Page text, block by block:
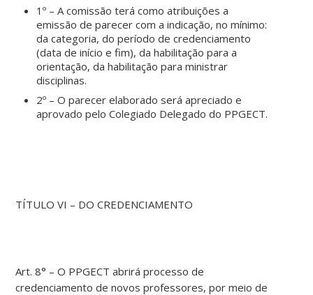
1º – A comissão terá como atribuições a
emissão de parecer com a indicação, no mínimo:
da categoria, do período de credenciamento
(data de início e fim), da habilitação para a
orientação, da habilitação para ministrar
disciplinas.
2º – O parecer elaborado será apreciado e
aprovado pelo Colegiado Delegado do PPGECT.
TÍTULO VI – DO CREDENCIAMENTO
Art. 8° – O PPGECT abrirá processo de
credenciamento de novos professores, por meio de